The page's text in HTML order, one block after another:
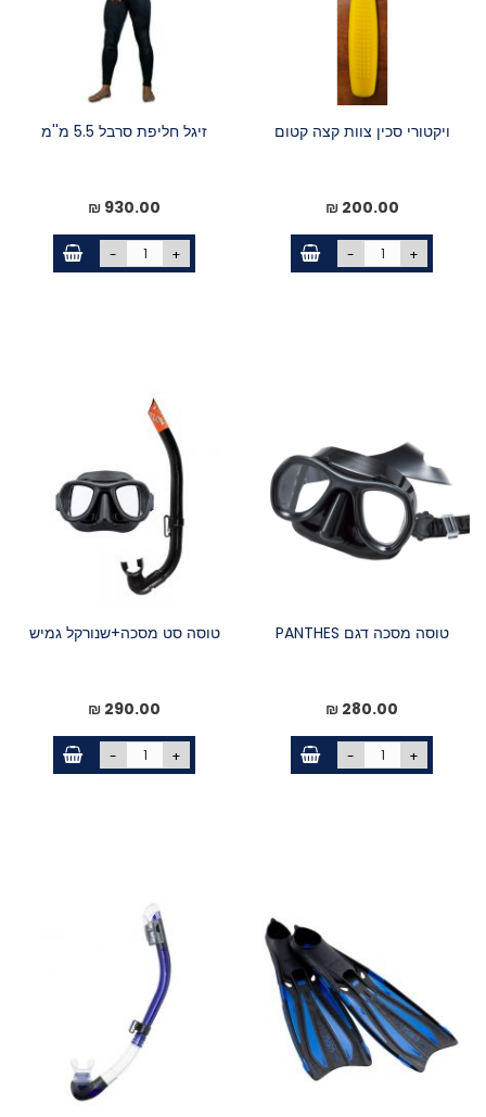
ויקטורי סכין צוות קצה קטום
200.00 ₪
- +
זיגל חליפת סרבל 5.5 מ''מ
930.00 ₪
- +
טוסה מסכה דגם PANTHES
280.00 ₪
- +
טוסה סט מסכה+שנורקל גמיש
290.00 ₪
- +